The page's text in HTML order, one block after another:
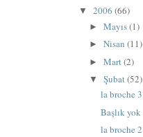
▼ 2006 (66)
►Mayıs(1)
►Nisan(11)
►Mart(2)
▼Şubat(52)
la broche 3
Başlık yok
la broche 2